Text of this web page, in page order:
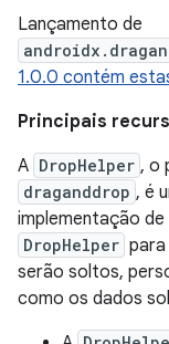
Lançamento de
1.0.0 contém
Principais
A DropHelper , o
draganddrop , é
implementação
DropHelper
serão soltos,
como os dados